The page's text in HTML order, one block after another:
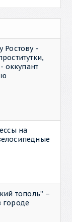
Ростову -
оккупант
на
тополь” –
городе